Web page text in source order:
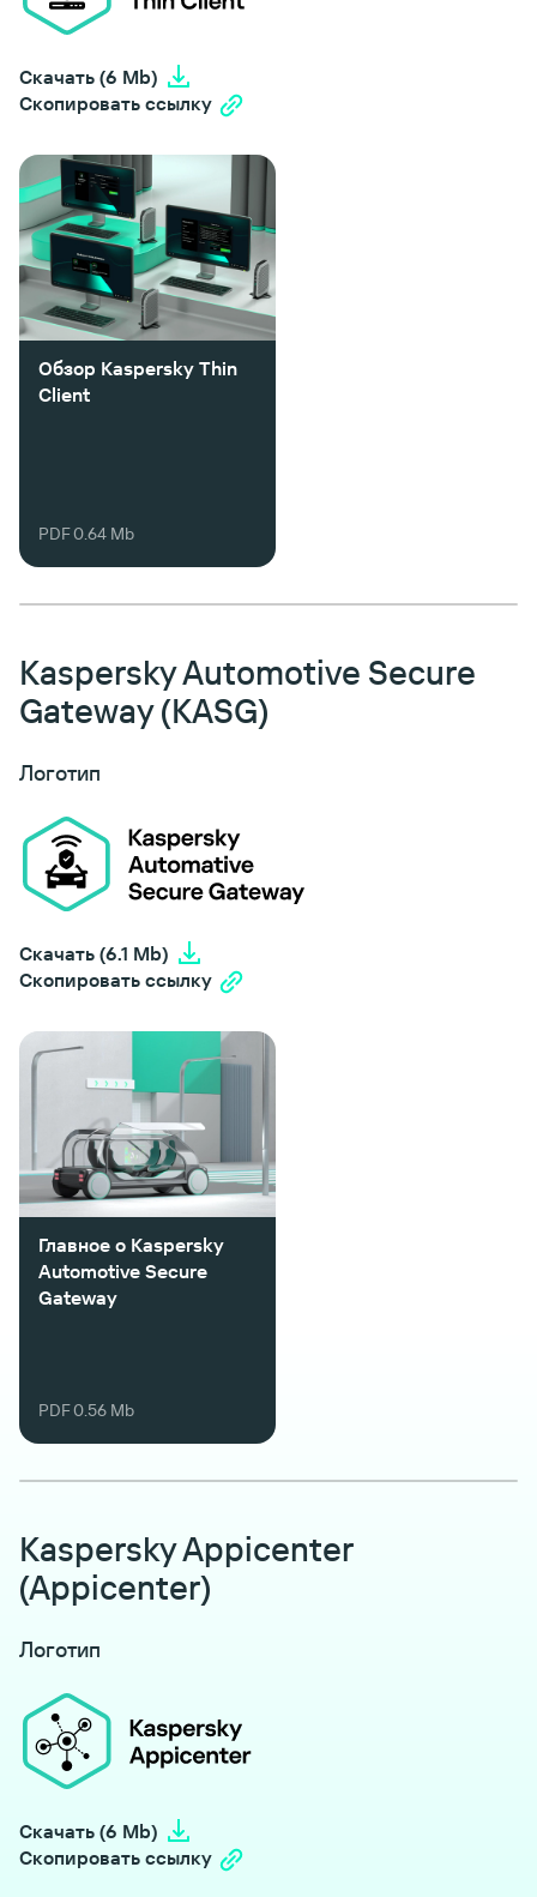
Скачать (6 Mb)
Скопировать ссылку
Обзор Kaspersky Thin
Client
PDF 0.64 Mb
Kaspersky Automotive Secure
Gateway (KASG)
Логотип
Скачать (6.1 Mb)
Скопировать ссылку
Главное о Kaspersky
Automotive Secure
Gateway
PDF 0.56 Mb
Kaspersky Appicenter
(Appicenter)
Логотип
Скачать (6 Mb)
Скопировать ссылку